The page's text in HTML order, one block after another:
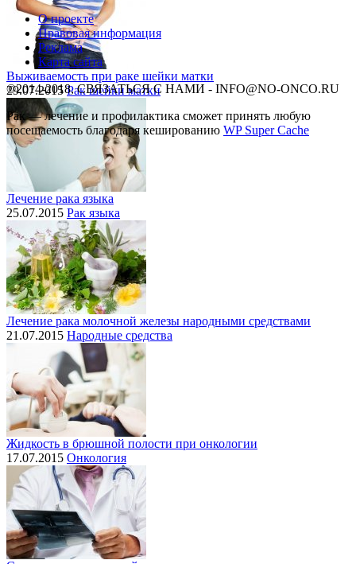
Выживаемость при раке шейки матки
29.07.2015 Рак шейки матки
Лечение рака языка
25.07.2015 Рак языка
Лечение рака молочной железы народными средствами
21.07.2015 Народные средства
Жидкость в брюшной полости при онкологии
17.07.2015 Онкология
О проекте
Правовая информация
Реклама
Карта сайта
©2014-2018, СВЯЗАТЬСЯ С НАМИ - INFO@NO-ONCO.RU
Рак — лечение и профилактика cможет принять любую
посещаемость благодаря кешированию WP Super Cache